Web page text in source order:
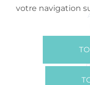
votre navigation